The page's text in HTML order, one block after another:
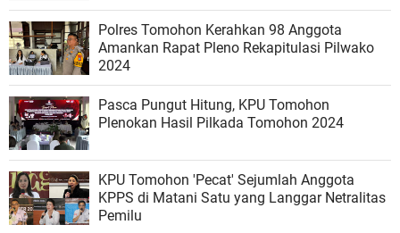
Polres Tomohon Kerahkan 98 Anggota
Amankan Rapat Pleno Rekapitulasi Pilwako
2024
Pasca Pungut Hitung, KPU Tomohon
Plenokan Hasil Pilkada Tomohon 2024
KPU Tomohon 'Pecat' Sejumlah Anggota
KPPS di Matani Satu yang Langgar Netralitas
Pemilu